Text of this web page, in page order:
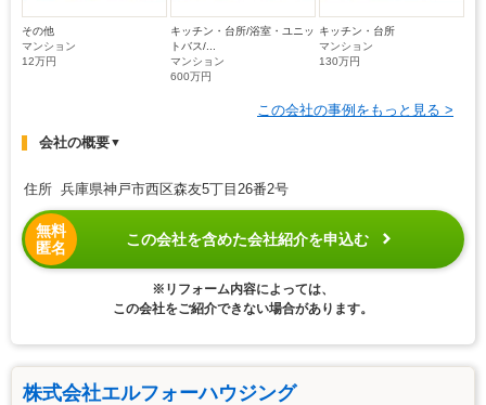
その他
マンション
12万円
キッチン・台所/浴室・ユニッ
トバス/...
マンション
600万円
キッチン・台所
マンション
130万円
この会社の事例をもっと見る >
会社の概要▼
住所 兵庫県神戸市西区森友5丁目26番2号
無料
匿名
この会社を含めた会社紹介を申込む
※リフォーム内容によっては、
この会社をご紹介できない場合があります。
株式会社エルフォーハウジング